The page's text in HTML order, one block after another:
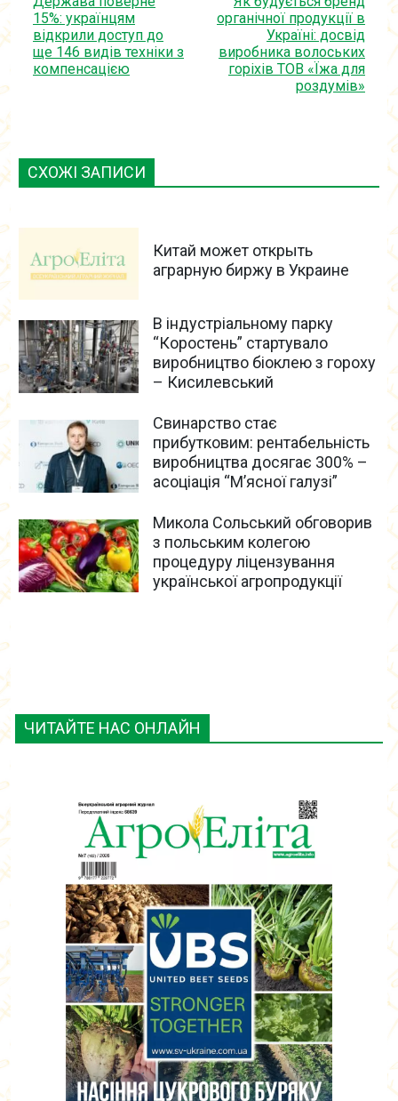
ЧИТАЙТЕ НАС ОНЛАЙН
15%: українцям
відкрили доступ до
ще 146 видів техніки з
компенсацією
органічної продукції в
Україні: досвід
виробника волоських
горіхів ТОВ «Їжа для
роздумів»
СХОЖІ ЗАПИСИ
Китай может открыть
аграрную биржу в Украине
В індустріальному парку
“Коростень” стартувало
виробництво біоклею з гороху
– Кисилевський
Свинарство стає
прибутковим: рентабельність
виробництва досягає 300% –
асоціація “М’ясної галузі”
Микола Сольський обговорив
з польським колегою
процедуру ліцензування
української агропродукції